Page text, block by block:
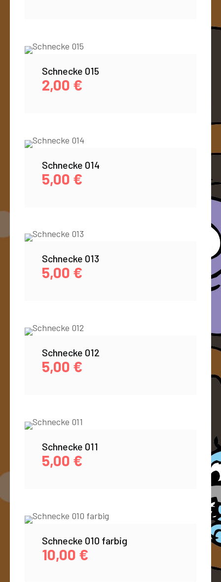
Schnecke 015
2,00 €
Schnecke 014
5,00 €
Schnecke 013
5,00 €
Schnecke 012
5,00 €
Schnecke 011
5,00 €
Schnecke 010 farbig
10,00 €